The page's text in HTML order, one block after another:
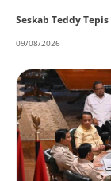
Seskab Teddy
09/08/2026